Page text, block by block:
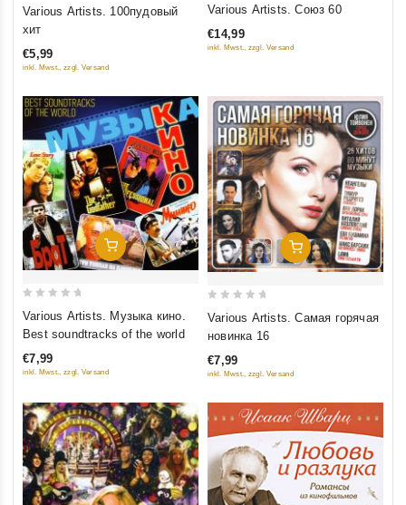
5
Various Artists. 100пудовый
хит
€5,99
inkl. Mwst., zzgl. Versand
5
Various Artists. Союз 60
€14,99
inkl. Mwst., zzgl. Versand
Добавить В Корзину
5
Various Artists. Музыка кино.
Best soundtracks of the world
€7,99
inkl. Mwst., zzgl. Versand
Добавить В Корзину
5
Various Artists. Самая горячая
новинка 16
€7,99
inkl. Mwst., zzgl. Versand